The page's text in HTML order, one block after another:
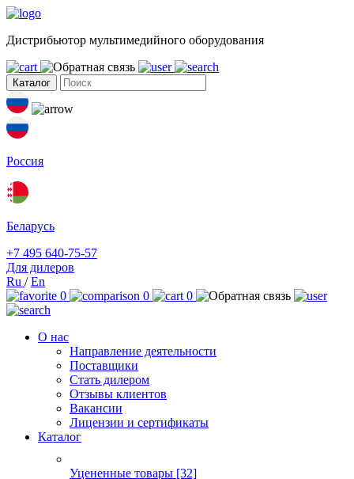
Дистрибьютор мультимедийного оборудования
Каталог
Россия
Беларусь
+7 495 640-75-57
Для дилеров
Ru /En
0
0 0
О нас
Направление деятельности
Поставщики
Стать дилером
Отзывы клиентов
Вакансии
Лицензии и сертификаты
Каталог
Уцененные товары [32]